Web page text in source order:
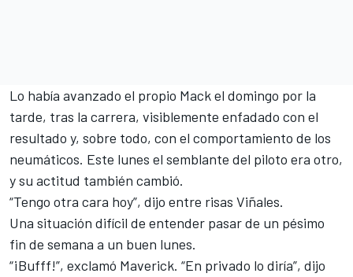
Lo había avanzado el propio Mack el domingo por la
tarde, tras la carrera, visiblemente enfadado con el
resultado y, sobre todo, con el comportamiento de los
neumáticos. Este lunes el semblante del piloto era otro,
y su actitud también cambió.
“Tengo otra cara hoy”, dijo entre risas Viñales.
Una situación difícil de entender pasar de un pésimo
fin de semana a un buen lunes.
“¡Bufff!”, exclamó Maverick. “En privado lo diría”, dijo